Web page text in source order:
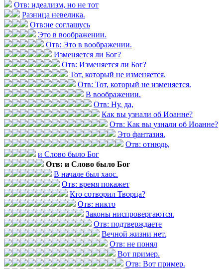
Отв: идеализм, но не тот
Разница невелика.
Отв:не соглашусь
Это в воображении.
Отв: Это в воображении.
Изменяется ли Бог?
Отв: Изменяется ли Бог?
Тот, который не изменяется.
Отв: Тот, который не изменяется.
В воображении.
Отв: Ну, да,
Как вы узнали об Иоанне?
Отв: Как вы узнали об Иоанне?
Это фантазия.
Отв: отнюдь,
и Слово было Бог
Отв: и Слово было Бог
В начале был хаос.
Отв: время покажет
Кто сотворил Творца?
Отв: никто
Законы ниспровергаются.
Отв: подтверждаете
Вечной жизни нет.
Отв: не понял
Вот пример.
Отв: Вот пример.